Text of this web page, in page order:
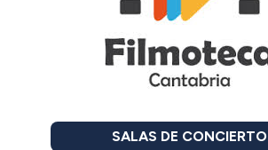
SALAS DE CONCIERTO